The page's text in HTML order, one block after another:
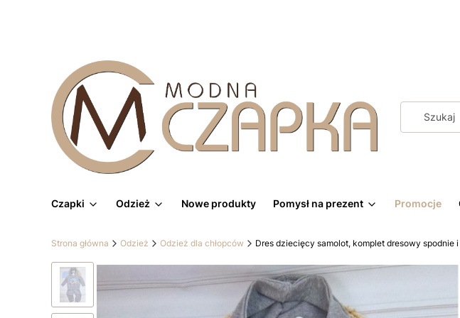
Czapki Odzież Nowe produkty Pomysł na prezent Promocje
Strona główna Odzież Odzież dla chłopców Dres dziecięcy samolot, komplet dresowy spodnie